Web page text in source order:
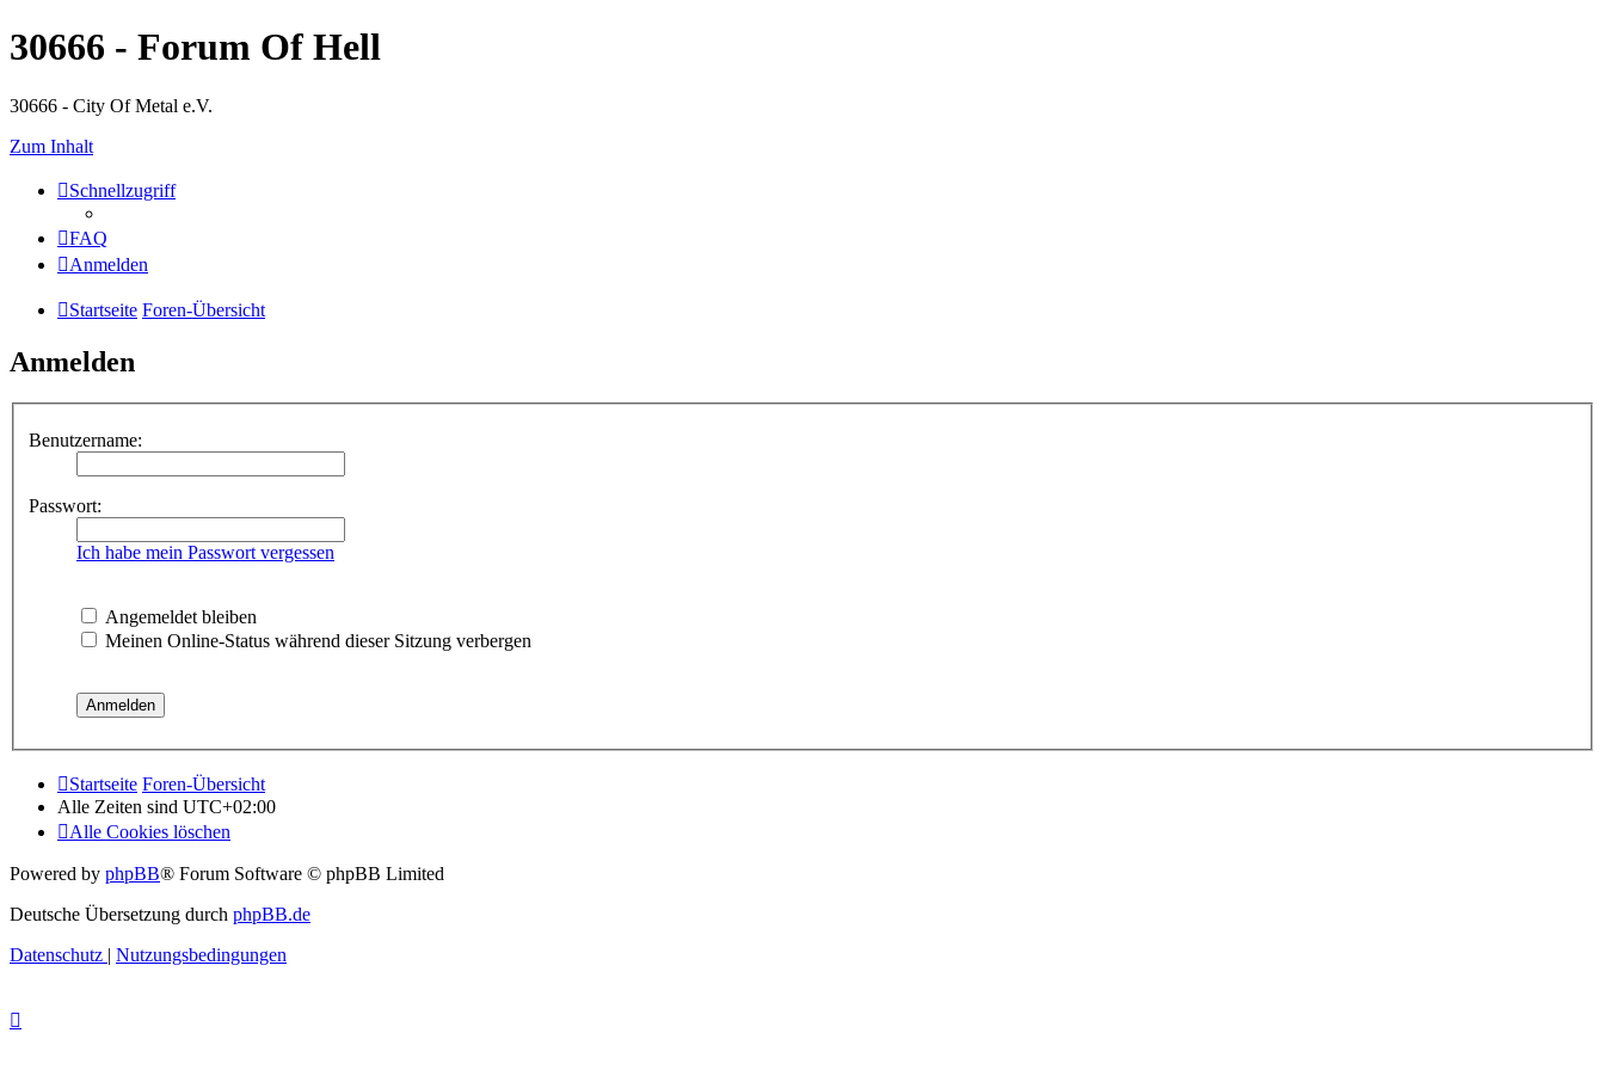
30666 - Forum Of Hell
30666 - City Of Metal e.V.
Zum Inhalt
Schnellzugriff
FAQ
Anmelden
Startseite Foren-Übersicht
Anmelden
Benutzername:
Passwort:
Ich habe mein Passwort vergessen
Angemeldet bleiben
Meinen Online-Status während dieser Sitzung verbergen
Startseite Foren-Übersicht
Alle Zeiten sind UTC+02:00
Alle Cookies löschen
Powered by phpBB® Forum Software © phpBB Limited
Deutsche Übersetzung durch phpBB.de
Datenschutz | Nutzungsbedingungen